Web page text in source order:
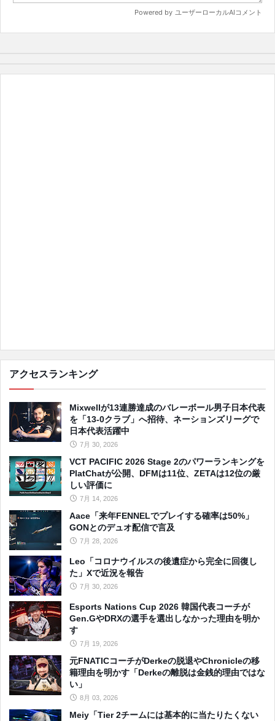
アクセスランキング
Mixwellが13連勝達成のバレーボール男子日本代表
を「13-0クラブ」へ招待、ネーションズリーグで
日本代表活躍中
7月 30, 2026
VCT PACIFIC 2026 Stage 2のパワーランキングを
PlatChatが公開、DFMは11位、ZETAは12位の厳
しい評価に
7月 14, 2026
Aace「来年FENNELでプレイする確率は50%」
GONとのデュオ配信で言及
7月 28, 2026
Leo「コロナウイルスの後遺症から完全に回復し
た」Xで近況を報告
7月 30, 2026
Esports Nations Cup 2026 韓国代表コーチが
Gen.GやDRXの選手を選出しなかった理由を明か
す
7月 19, 2026
元FNATICコーチがDerkeの脱退やChronicleの移
籍理由を明かす「Derkeの離脱は金銭的理由ではな
い」
8月 03, 2026
Meiy「Tier 2チームには基本的に当たりたくない